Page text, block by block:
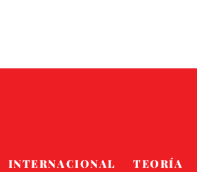
INTERNACIONAL TEORÍA